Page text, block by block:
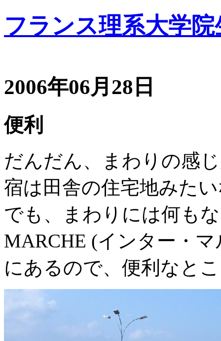
フランス理系大学
2006年06月28日
便利
だんだん、まわりの感
宿は田舎の住宅地みた
でも、まわりには何も
MARCHE (インター・
にあるので、便利なと